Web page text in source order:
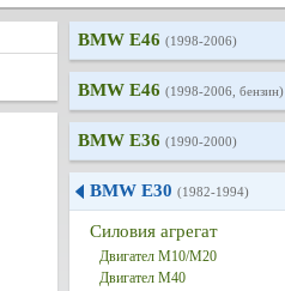
BMW E46 (1998-2006)
BMW E46 (1998-2006, бензин)
BMW E36 (1990-2000)
BMW E30 (1982-1994)
Силовия агрегат
Двигател M10/M20
Двигател M40